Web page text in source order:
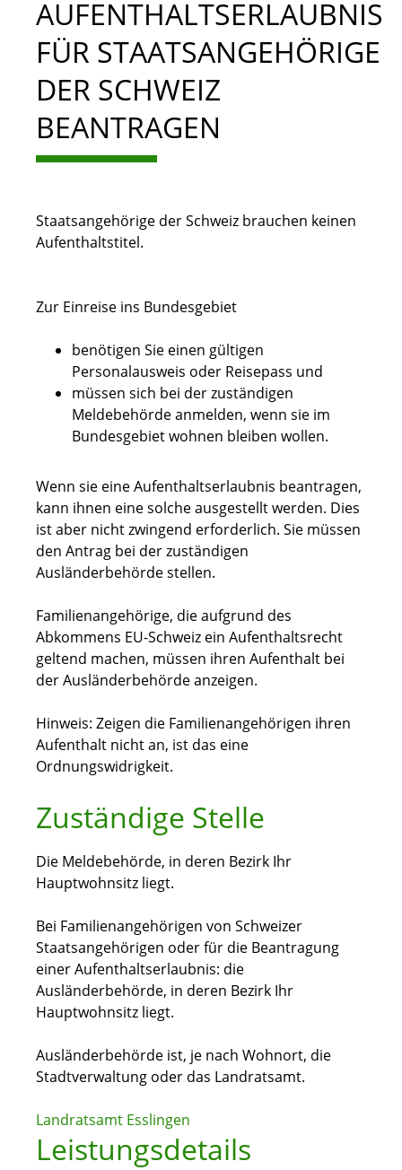
AUFENTHALTSERLAUBNIS
FÜR STAATSANGEHÖRIGE
DER SCHWEIZ
BEANTRAGEN
Staatsangehörige der Schweiz brauchen keinen
Aufenthaltstitel.
Zur Einreise ins Bundesgebiet
benötigen Sie einen gültigen
Personalausweis oder Reisepass und
müssen sich bei der zuständigen
Meldebehörde anmelden, wenn sie im
Bundesgebiet wohnen bleiben wollen.
Wenn sie eine Aufenthaltserlaubnis beantragen,
kann ihnen eine solche ausgestellt werden. Dies
ist aber nicht zwingend erforderlich. Sie müssen
den Antrag bei der zuständigen
Ausländerbehörde stellen.
Familienangehörige, die aufgrund des
Abkommens EU-Schweiz ein Aufenthaltsrecht
geltend machen, müssen ihren Aufenthalt bei
der Ausländerbehörde anzeigen.
Hinweis: Zeigen die Familienangehörigen ihren
Aufenthalt nicht an, ist das eine
Ordnungswidrigkeit.
Zuständige Stelle
Die Meldebehörde, in deren Bezirk Ihr
Hauptwohnsitz liegt.
Bei Familienangehörigen von Schweizer
Staatsangehörigen oder für die Beantragung
einer Aufenthaltserlaubnis: die
Ausländerbehörde, in deren Bezirk Ihr
Hauptwohnsitz liegt.
Ausländerbehörde ist, je nach Wohnort, die
Stadtverwaltung oder das Landratsamt.
Landratsamt Esslingen
Leistungsdetails